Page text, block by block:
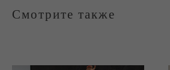
Смотрите также